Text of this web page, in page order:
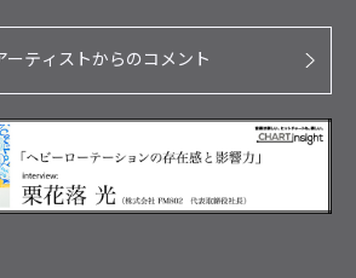
ーティストからのコメント